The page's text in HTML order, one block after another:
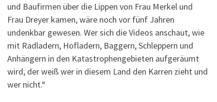
und Baufirmen über die Lippen von Frau Merkel und
Frau Dreyer kamen, wäre noch vor fünf Jahren
undenkbar gewesen. Wer sich die Videos anschaut, wie
mit Radladern, Hofladern, Baggern, Schleppern und
Anhängern in den Katastrophengebieten aufgeräumt
wird, der weiß wer in diesem Land den Karren zieht und
wer nicht.“